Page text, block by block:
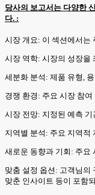
당사의 보고서는 다양한
다. :
시장 개요: 이 섹션에서는
시장 역학: 시장의 성장을
세분화 분석: 제품 유형,
경쟁 환경: 주요 시장 참
시장 전망: 지정된 예측
지역별 분석: 주요 지역적
새로운 동향과 기회: 주요
맞춤 설정 옵션: 고객님의
맞춘 인사이트 등이 포함